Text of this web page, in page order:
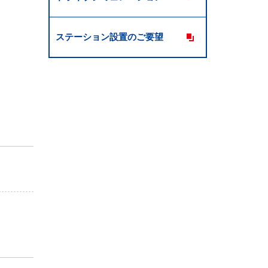
ステーション設置のご要望